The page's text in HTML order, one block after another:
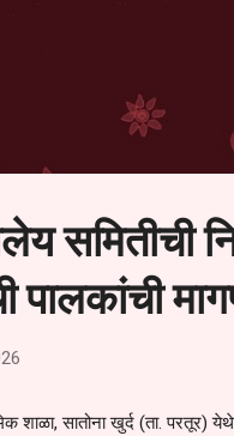
समितीची
शाळा, सातोना खुर्द (ता. परतूर)